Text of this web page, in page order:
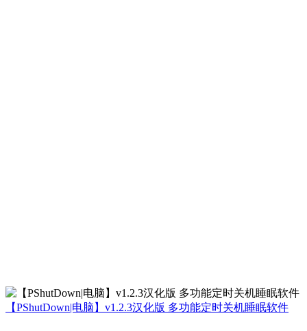
【PShutDown|电脑】v1.2.3汉化版 多功能定时关机睡眠软件